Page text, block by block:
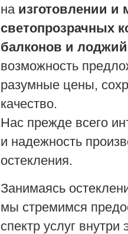
на изготовлении и
светопрозрачных
балконов и
возможность
разумные цены,
качество.
Нас прежде всего
и надежность
остекления.
Занимаясь
мы стремимся
спектр услуг внутри